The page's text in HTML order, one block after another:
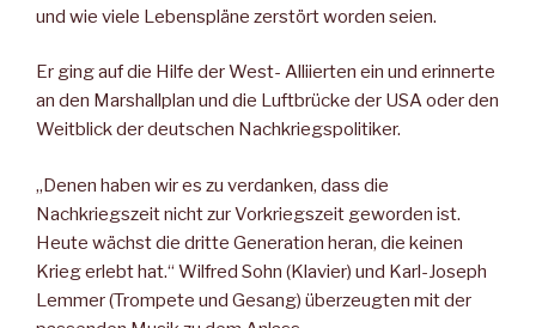
und wie viele Lebenspläne zerstört worden seien.
Er ging auf die Hilfe der West- Alliierten ein und erinnerte
an den Marshallplan und die Luftbrücke der USA oder den
Weitblick der deutschen Nachkriegspolitiker.
„Denen haben wir es zu verdanken, dass die
Nachkriegszeit nicht zur Vorkriegszeit geworden ist.
Heute wächst die dritte Generation heran, die keinen
Krieg erlebt hat.“ Wilfred Sohn (Klavier) und Karl-Joseph
Lemmer (Trompete und Gesang) überzeugten mit der